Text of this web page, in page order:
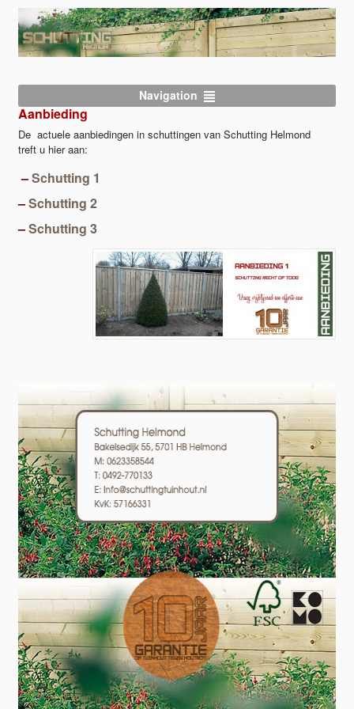
Navigation
Aanbieding
De actuele aanbiedingen in schuttingen van Schutting Helmond
treft u hier aan:
–Schutting 1
–Schutting 2
–Schutting 3